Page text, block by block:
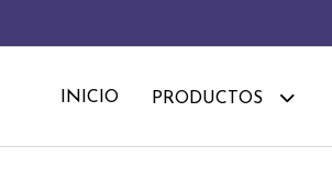
INICIO PRODUCTOS